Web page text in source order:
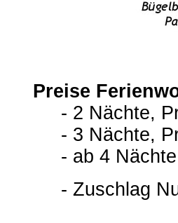
Preise
- 2 Nächte,
- 3 Nächte,
- ab 4 Nächte,
- Zuschlag